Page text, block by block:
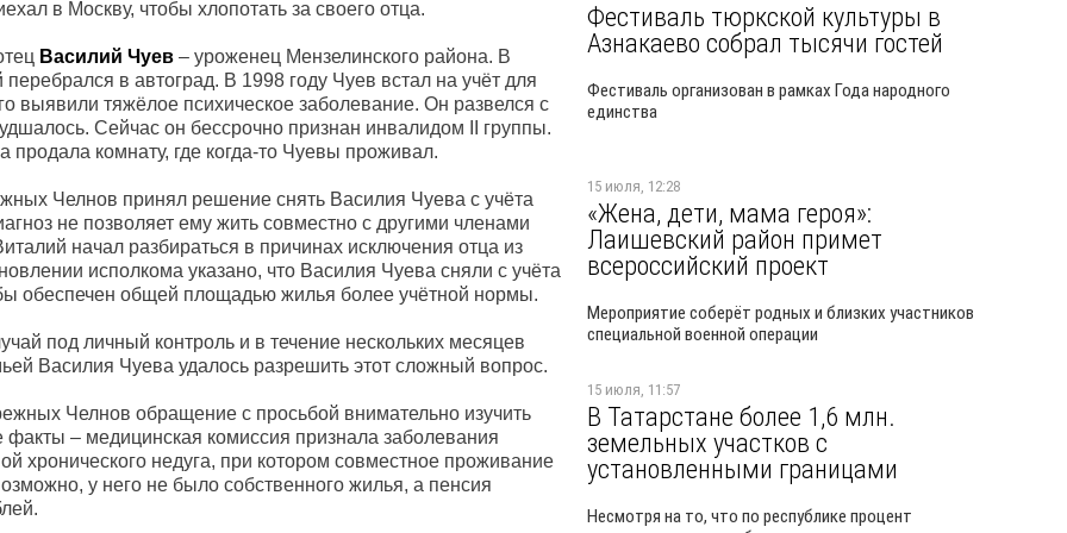
в Москву, чтобы хлопотать за своего отца.
Василий Чуев – уроженец Мензелинского района. В
в автоград. В 1998 году Чуев встал на учёт для
выявили тяжёлое психическое заболевание. Он развелся с
Сейчас он бессрочно признан инвалидом II группы.
комнату, где когда-то Чуевы проживал.
Челнов принял решение снять Василия Чуева с учёта
не позволяет ему жить совместно с другими членами
начал разбираться в причинах исключения отца из
исполкома указано, что Василия Чуева сняли с учёта
обеспечен общей площадью жилья более учётной нормы.
под личный контроль и в течение нескольких месяцев
Василия Чуева удалось разрешить этот сложный вопрос.
Челнов обращение с просьбой внимательно изучить
факты – медицинская комиссия признала заболевания
хронического недуга, при котором совместное проживание
у него не было собственного жилья, а пенсия
Фестиваль тюркской культуры в
Азнакаево собрал тысячи гостей
Фестиваль организован в рамках Года народного
единства
15 июля, 12:28
«Жена, дети, мама героя»:
Лаишевский район примет
всероссийский проект
Мероприятие соберёт родных и близких участников
специальной военной операции
15 июля, 11:57
В Татарстане более 1,6 млн.
земельных участков с
установленными границами
Несмотря на то, что по республике процент